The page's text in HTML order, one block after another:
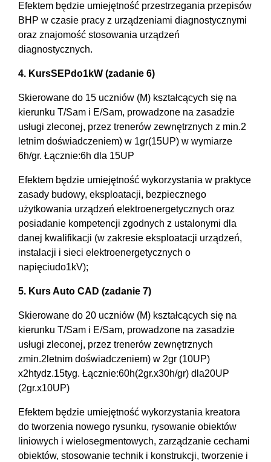
Efektem będzie umiejętność przestrzegania przepisów
BHP w czasie pracy z urządzeniami diagnostycznymi
oraz znajomość stosowania urządzeń
diagnostycznych.
4. KursSEPdo1kW (zadanie 6)
Skierowane do 15 uczniów (M) kształcących się na
kierunku T/Sam i E/Sam, prowadzone na zasadzie
usługi zleconej, przez trenerów zewnętrznych z min.2
letnim doświadczeniem) w 1gr(15UP) w wymiarze
6h/gr. Łącznie:6h dla 15UP
Efektem będzie umiejętność wykorzystania w praktyce
zasady budowy, eksploatacji, bezpiecznego
użytkowania urządzeń elektroenergetycznych oraz
posiadanie kompetencji zgodnych z ustalonymi dla
danej kwalifikacji (w zakresie eksploatacji urządzeń,
instalacji i sieci elektroenergetycznych o
napięciudo1kV);
5. Kurs Auto CAD (zadanie 7)
Skierowane do 20 uczniów (M) kształcących się na
kierunku T/Sam i E/Sam, prowadzone na zasadzie
usługi zleconej, przez trenerów zewnętrznych
zmin.2letnim doświadczeniem) w 2gr (10UP)
x2htydz.15tyg. Łącznie:60h(2gr.x30h/gr) dla20UP
(2gr.x10UP)
Efektem będzie umiejętność wykorzystania kreatora
do tworzenia nowego rysunku, rysowanie obiektów
liniowych i wielosegmentowych, zarządzanie cechami
obiektów, stosowanie technik i konstrukcji, tworzenie i